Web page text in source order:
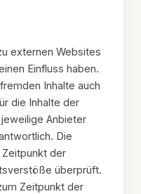
90 20
externen Websites
Einfluss haben.
Inhalte auch
die Inhalte der
Anbieter
Die
der
überprüft.
Zeitpunkt der